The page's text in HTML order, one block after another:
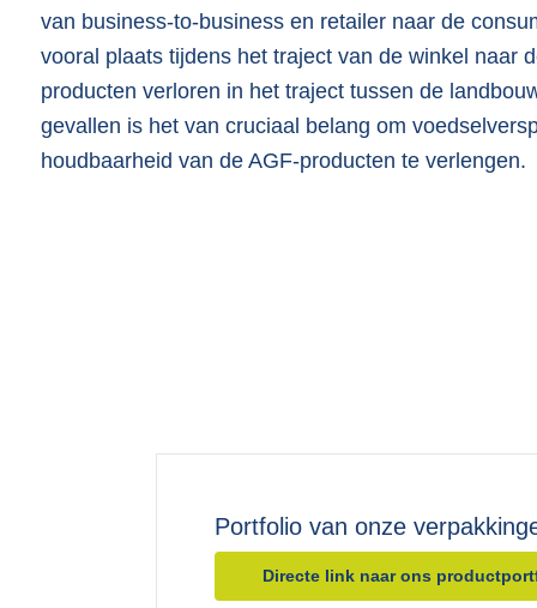
van business-to-business en retailer naar de
vooral plaats tijdens het traject van de winkel naar
producten verloren in het traject tussen de
gevallen is het van cruciaal belang om
houdbaarheid van de AGF-producten te verlengen.
Portfolio van onze
Directe link naar ons